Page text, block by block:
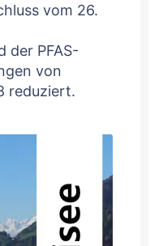
vom 26.
der PFAS-
von
reduziert.